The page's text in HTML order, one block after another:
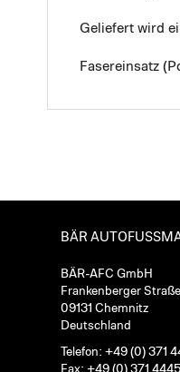
Geliefert wird
Fasereinsatz
BÄR
BÄR-AFC GmbH
Frankenberger
09131 Chemnitz
Deutschland
Telefon: +49 (0) 371
Fax: +49 (0) 371